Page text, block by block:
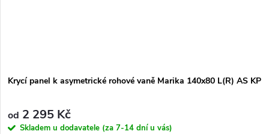
Krycí panel k asymetrické rohové vaně Marika 140x80 L(R) AS KP
od 2 295 Kč
Skladem u dodavatele (za 7-14 dní u vás)